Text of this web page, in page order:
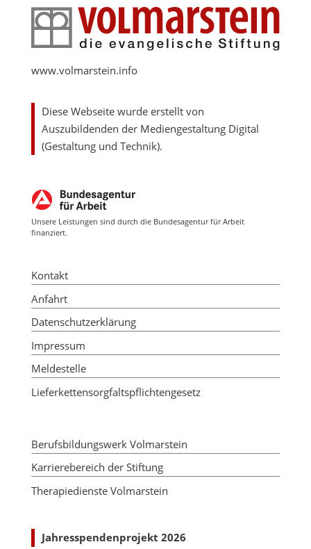
www.volmarstein.info
Diese Webseite wurde erstellt von
Auszubildenden der Mediengestaltung Digital
(Gestaltung und Technik).
Unsere Leistungen sind durch die Bundesagentur für Arbeit
finanziert.
Kontakt
Anfahrt
Datenschutzerklärung
Impressum
Meldestelle
Lieferkettensorgfaltspflichtengesetz
Berufsbildungswerk Volmarstein
Karrierebereich der Stiftung
Therapiedienste Volmarstein
Jahresspendenprojekt 2026